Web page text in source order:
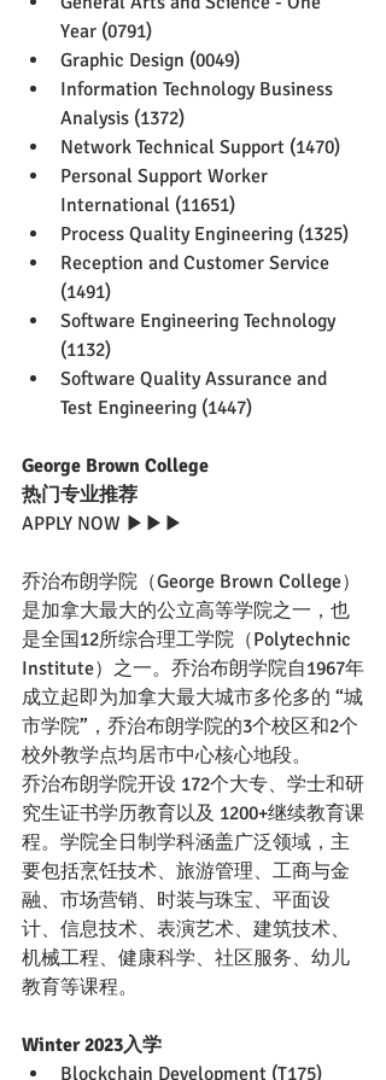
Year (0791)
Graphic Design (0049)
Information Technology Business
Analysis (1372)
Network Technical Support (1470)
Personal Support Worker
International (11651)
Process Quality Engineering (1325)
Reception and Customer Service
(1491)
Software Engineering Technology
(1132)
Software Quality Assurance and
Test Engineering (1447)
George Brown College
热门专业推荐
APPLY NOW ▶▶▶
乔治布朗学院（George Brown College）
是加拿大最大的公立高等学院之一，也
是全国12所综合理工学院（Polytechnic
Institute）之一。乔治布朗学院自1967年
成立起即为加拿大最大城市多伦多的 “城
市学院”，乔治布朗学院的3个校区和2个
校外教学点均居市中心核心地段。
乔治布朗学院开设 172个大专、学士和研
究生证书学历教育以及 1200+继续教育课
程。学院全日制学科涵盖广泛领域，主
要包括烹饪技术、旅游管理、工商与金
融、市场营销、时装与珠宝、平面设
计、信息技术、表演艺术、建筑技术、
机械工程、健康科学、社区服务、幼儿
教育等课程。
Winter 2023入学
Blockchain Development (T175)